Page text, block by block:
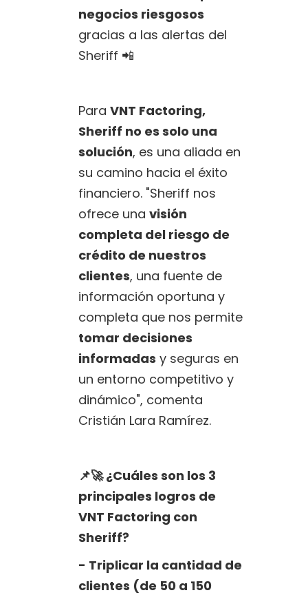
negocios riesgosos
gracias a las alertas del
Sheriff 📲
Para VNT Factoring,
Sheriff no es solo una
solución, es una aliada en
su camino hacia el éxito
financiero. "Sheriff nos
ofrece una visión
completa del riesgo de
crédito de nuestros
clientes, una fuente de
información oportuna y
completa que nos permite
tomar decisiones
informadas y seguras en
un entorno competitivo y
dinámico", comenta
Cristián Lara Ramírez.
📌🚀 ¿Cuáles son los 3
principales logros de
VNT Factoring con
Sheriff?
- Triplicar la cantidad de
clientes (de 50 a 150